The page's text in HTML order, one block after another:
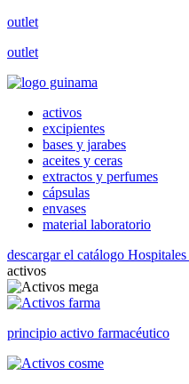
outlet
outlet
activos
excipientes
bases y jarabes
aceites y ceras
extractos y perfumes
cápsulas
envases
material laboratorio
descargar el catálogo Hospitales
activos
principio activo farmacéutico